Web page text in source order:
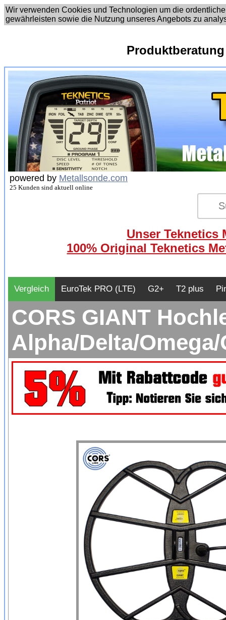
Wir verwenden Cookies und Technologien um die
gewährleisten sowie die Nutzung unseres Angebots zu
powered by Metallsonde.com
25 Kunden sind aktuell online
Unser Teknetics
100% Original Teknetics
Vergleich EuroTek PRO (LTE) G2+ T2 plus
CORS GIANT
Alpha/Delta/